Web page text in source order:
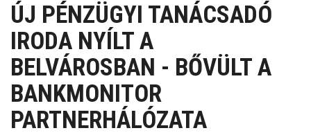
ÚJ PÉNZÜGYI TANÁCSADÓ
IRODA NYÍLT A
BELVÁROSBAN - BŐVÜLT A
BANKMONITOR
PARTNERHÁLÓZATA